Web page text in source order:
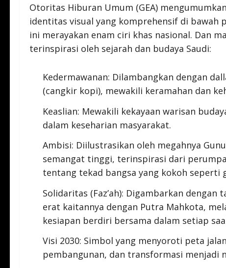
Otoritas Hiburan Umum (GEA)
identitas visual yang komprehensif di bawah
ini merayakan enam ciri khas nasional. Dan
terinspirasi oleh sejarah dan budaya Saudi:
Kedermawanan: Dilambangkan dengan
(cangkir kopi), mewakili keramahan dan
Keaslian: Mewakili kekayaan warisan
dalam keseharian masyarakat.
Ambisi: Diilustrasikan oleh megahnya
semangat tinggi, terinspirasi dari
tentang tekad bangsa yang kokoh seperti
Solidaritas (Faz’ah): Digambarkan
erat kaitannya dengan Putra Mahkota,
kesiapan berdiri bersama dalam setiap
Visi 2030: Simbol yang menyoroti peta
pembangunan, dan transformasi menjadi